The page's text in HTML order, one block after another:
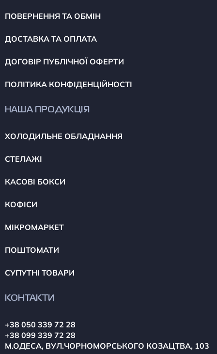
ПОВЕРНЕННЯ ТА ОБМІН
ДОСТАВКА ТА ОПЛАТА
ДОГОВІР ПУБЛІЧНОЇ ОФЕРТИ
ПОЛІТИКА КОНФІДЕНЦІЙНОСТІ
НАША ПРОДУКЦІЯ
ХОЛОДИЛЬНЕ ОБЛАДНАННЯ
СТЕЛАЖІ
КАСОВІ БОКСИ
КОФІСИ
МІКРОМАРКЕТ
ПОШТОМАТИ
СУПУТНІ ТОВАРИ
КОНТАКТИ
+38 050 339 72 28
+38 099 339 72 28
М.ОДЕСА, ВУЛ.ЧОРНОМОРСЬКОГО КОЗАЦТВА, 103